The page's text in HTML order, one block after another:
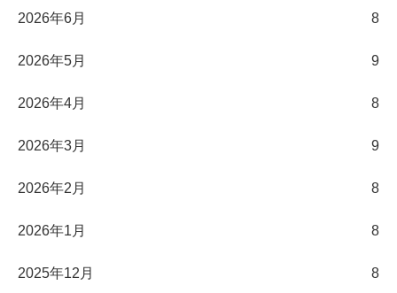
2026年6月 8
2026年5月 9
2026年4月 8
2026年3月 9
2026年2月 8
2026年1月 8
2025年12月 8